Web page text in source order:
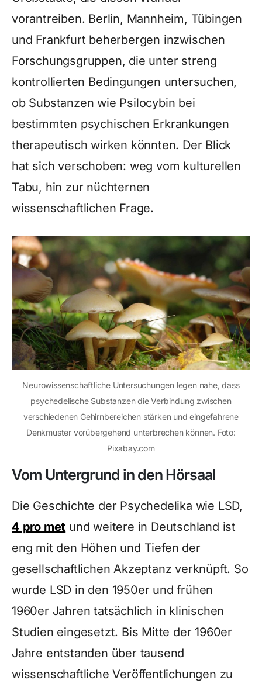
vorantreiben. Berlin, Mannheim, Tübingen
und Frankfurt beherbergen inzwischen
Forschungsgruppen, die unter streng
kontrollierten Bedingungen untersuchen,
ob Substanzen wie Psilocybin bei
bestimmten psychischen Erkrankungen
therapeutisch wirken könnten. Der Blick
hat sich verschoben: weg vom kulturellen
Tabu, hin zur nüchternen
wissenschaftlichen Frage.
Neurowissenschaftliche Untersuchungen legen nahe, dass
psychedelische Substanzen die Verbindung zwischen
verschiedenen Gehirnbereichen stärken und eingefahrene
Denkmuster vorübergehend unterbrechen können. Foto:
Pixabay.com
Vom Untergrund in den Hörsaal
Die Geschichte der Psychedelika wie LSD,
4 pro met und weitere in Deutschland ist
eng mit den Höhen und Tiefen der
gesellschaftlichen Akzeptanz verknüpft. So
wurde LSD in den 1950er und frühen
1960er Jahren tatsächlich in klinischen
Studien eingesetzt. Bis Mitte der 1960er
Jahre entstanden über tausend
wissenschaftliche Veröffentlichungen zu